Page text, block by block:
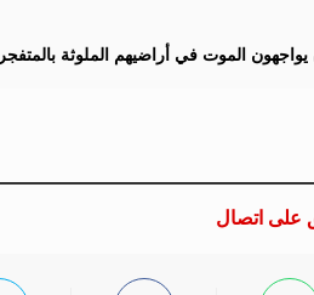
يواجهون الموت في أراضيهم الملوثة
على اتصال